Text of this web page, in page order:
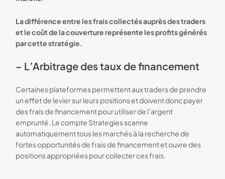
La différence entre les frais collectés auprès des traders
et le coût de la couverture représente les profits générés
par cette stratégie.
– L’Arbitrage des taux de financement
Certaines plateformes permettent aux traders de prendre
un effet de levier sur leurs positions et doivent donc payer
des frais de financement pour utiliser de l’argent
emprunté. Le compte Strategies scanne
automatiquement tous les marchés à la recherche de
fortes opportunités de frais de financement et ouvre des
positions appropriées pour collecter ces frais.